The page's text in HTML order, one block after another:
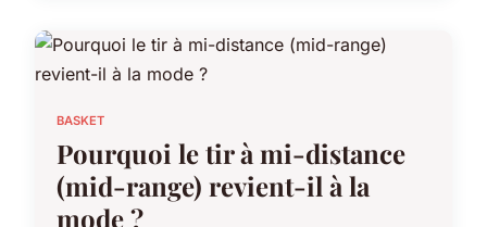
BASKET
Pourquoi le tir à mi-distance
(mid-range) revient-il à la
mode ?